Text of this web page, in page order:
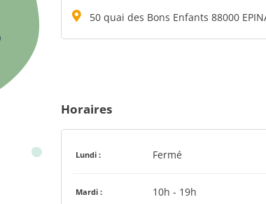
50 quai des Bons Enfants 88000
Horaires
Lundi : Fermé
Mardi : 10h - 19h